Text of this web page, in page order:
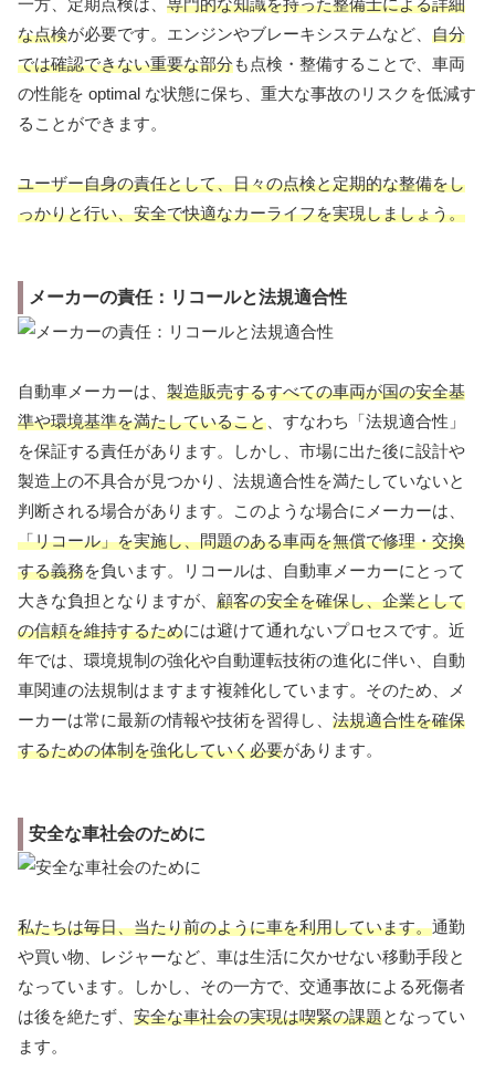
一方、定期点検は、 専門的な知識を持った整備士による詳細
な点検が必要です。エンジンやブレーキシステムなど、 自分
では確認できない重要な部分も点検・整備することで、車両
の性能を optimal な状態に保ち、重大な事故のリスクを低減す
ることができます。
ユーザー自身の責任として、日々の点検と定期的な整備をし
っかりと行い、安全で快適なカーライフを実現しましょう。
メーカーの責任：リコールと法規適合性
自動車メーカーは、 製造販売するすべての車両が国の安全基
準や環境基準を満たしていること 、すなわち「法規適合性」
を保証する責任があります。しかし、市場に出た後に設計や
製造上の不具合が見つかり、法規適合性を満たしていないと
判断される場合があります。このような場合にメーカーは、
「リコール」を実施し、問題のある車両を無償で修理・交換
する義務を負います。リコールは、自動車メーカーにとって
大きな負担となりますが、 顧客の安全を確保し、企業として
の信頼を維持するためには避けて通れないプロセスです。近
年では、環境規制の強化や自動運転技術の進化に伴い、自動
車関連の法規制はますます複雑化しています。そのため、メ
ーカーは常に最新の情報や技術を習得し、 法規適合性を確保
するための体制を強化していく必要があります。
安全な車社会のために
私たちは毎日、当たり前のように車を利用しています。通勤
や買い物、レジャーなど、車は生活に欠かせない移動手段と
なっています。しかし、その一方で、交通事故による死傷者
は後を絶たず、 安全な車社会の実現は喫緊の課題となってい
ます。